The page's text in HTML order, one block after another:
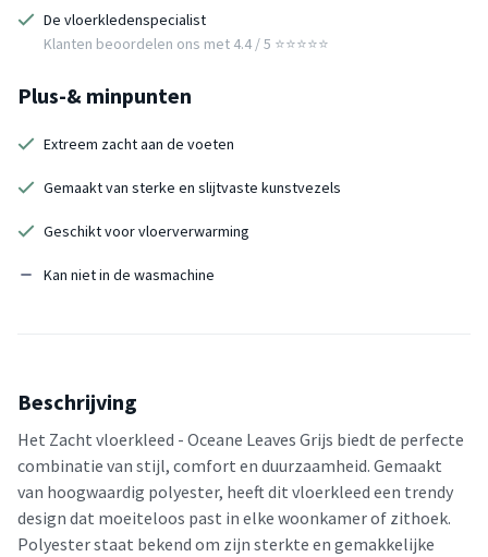
De vloerkledenspecialist
Klanten beoordelen ons met 4.4 / 5 ⭐⭐⭐⭐⭐
Plus-& minpunten
Extreem zacht aan de voeten
Gemaakt van sterke en slijtvaste kunstvezels
Geschikt voor vloerverwarming
Kan niet in de wasmachine
Beschrijving
Het Zacht vloerkleed - Oceane Leaves Grijs biedt de perfecte
combinatie van stijl, comfort en duurzaamheid. Gemaakt
van hoogwaardig polyester, heeft dit vloerkleed een trendy
design dat moeiteloos past in elke woonkamer of zithoek.
Polyester staat bekend om zijn sterkte en gemakkelijke